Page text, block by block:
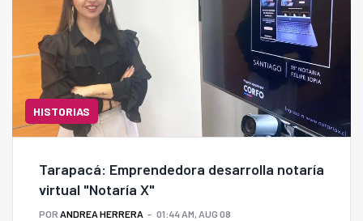
HISTORIAS
Tarapacá: Emprendedora desarrolla notaría
virtual "Notaría X"
POR ANDREA HERRERA 01:44 AM, AUG 08